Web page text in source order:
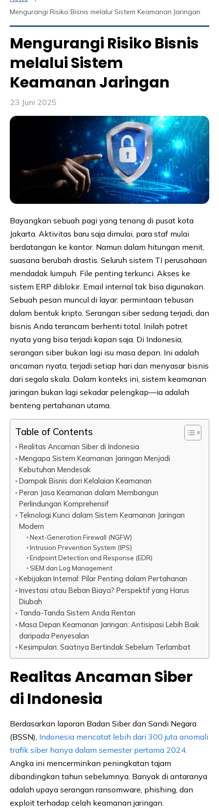
Mengurangi Risiko Bisnis melalui Sistem Keamanan Jaringan
Mengurangi Risiko Bisnis
melalui Sistem
Keamanan Jaringan
23 Juni 2025
Bayangkan sebuah pagi yang tenang di pusat kota
Jakarta. Aktivitas baru saja dimulai, para staf mulai
berdatangan ke kantor. Namun dalam hitungan menit,
suasana berubah drastis. Seluruh sistem TI perusahaan
mendadak lumpuh. File penting terkunci. Akses ke
sistem ERP diblokir. Email internal tak bisa digunakan.
Sebuah pesan muncul di layar: permintaan tebusan
dalam bentuk kripto. Serangan siber sedang terjadi, dan
bisnis Anda terancam berhenti total. Inilah potret
nyata yang bisa terjadi kapan saja. Di Indonesia,
serangan siber bukan lagi isu masa depan. Ini adalah
ancaman nyata, terjadi setiap hari dan menyasar bisnis
dari segala skala. Dalam konteks ini, sistem keamanan
jaringan bukan lagi sekadar pelengkap—ia adalah
benteng pertahanan utama.
Table of Contents
Realitas Ancaman Siber di Indonesia
Mengapa Sistem Keamanan Jaringan Menjadi
Kebutuhan Mendesak
Dampak Bisnis dari Kelalaian Keamanan
Peran Jasa Keamanan dalam Membangun
Perlindungan Komprehensif
Teknologi Kunci dalam Sistem Keamanan Jaringan
Modern
Next-Generation Firewall (NGFW)
Intrusion Prevention System (IPS)
Endpoint Detection and Response (EDR)
SIEM dan Log Management
Kebijakan Internal: Pilar Penting dalam Pertahanan
Investasi atau Beban Biaya? Perspektif yang Harus
Diubah
Tanda-Tanda Sistem Anda Rentan
Masa Depan Keamanan Jaringan: Antisipasi Lebih Baik
daripada Penyesalan
Kesimpulan: Saatnya Bertindak Sebelum Terlambat
Realitas Ancaman Siber
di Indonesia
Berdasarkan laporan Badan Siber dan Sandi Negara
(BSSN), Indonesia mencatat lebih dari 300 juta anomali
trafik siber hanya dalam semester pertama 2024.
Angka ini mencerminkan peningkatan tajam
dibandingkan tahun sebelumnya. Banyak di antaranya
adalah upaya serangan ransomware, phishing, dan
exploit terhadap celah keamanan jaringan.